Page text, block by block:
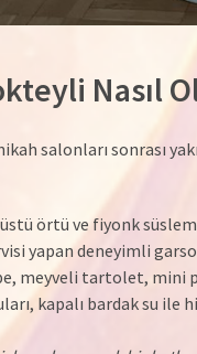
Nasıl
salonları sonrası
örtü ve fiyonk
yapan deneyimli
meyveli tartolet, mini
kapalı bardak su ile